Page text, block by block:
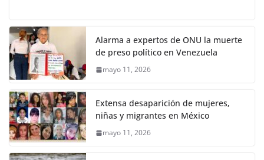
Alarma a expertos de ONU la muerte
de preso político en Venezuela
mayo 11, 2026
Extensa desaparición de mujeres,
niñas y migrantes en México
mayo 11, 2026